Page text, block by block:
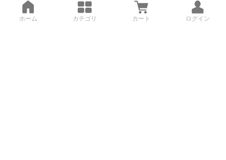
ホーム カテゴリ カート ログイン